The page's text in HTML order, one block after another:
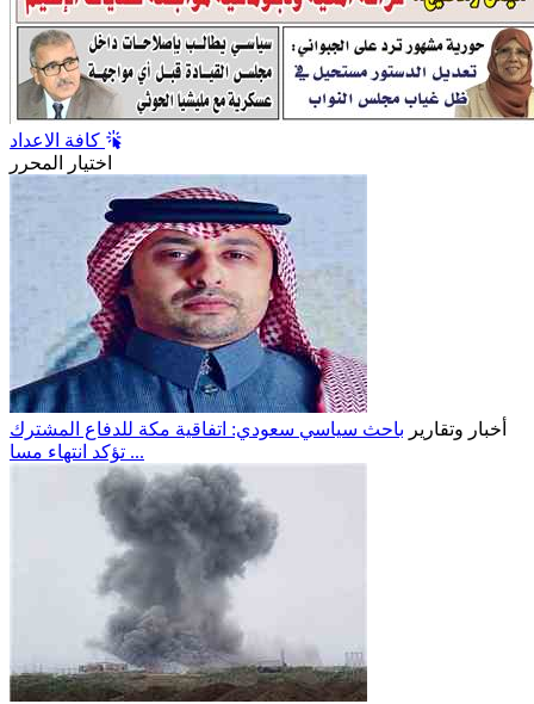
اختيار المحرر
أخبار وتقارير باحث سياسي سعودي: اتفاقية مكة للدفاع المشترك
تؤكد انتهاء مسا ...